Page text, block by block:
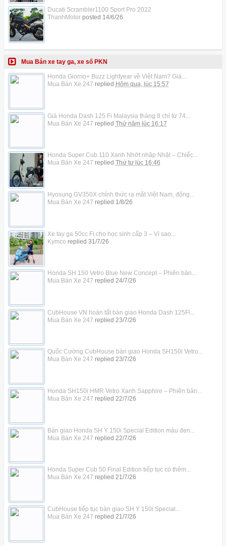
Ducati Scrambler1100 Sport Pro 2022
ThanhMotorposted 14/6/26
Mua Bán xe tay ga, xe số PKN
Honda Giorno+ Buzz Lightyear về Việt Nam? Giá...
Mua Bán Xe 247 replied Hôm qua, lúc 15:57
Giá Honda Dash 125 Fi Malaysia tháng 8 chỉ từ 74...
Mua Bán Xe 247 replied Thứ năm lúc 16:17
Honda Super Cub 110 Xanh Nhớt nhập Nhật – Chiếc...
Mua Bán Xe 247 replied Thứ tư lúc 16:46
Hyosung GV350X chính thức ra mắt Việt Nam, động...
Mua Bán Xe 247 replied 1/8/26
Xe tay ga 50cc Fi cho học sinh cấp 3 – Vì sao...
Kymco replied 31/7/26
Honda SH 150 Vetro Blue New Concept – Phiên bản...
Mua Bán Xe 247 replied 24/7/26
CubHouse VN hoàn tất bàn giao Honda Dash 125Fi...
Mua Bán Xe 247 replied 23/7/26
Quốc Cường CubHouse bàn giao Honda SH150i Vetro...
Mua Bán Xe 247 replied 23/7/26
Honda SH150i HMR Vetro Xanh Sapphire – Phiên bản...
Mua Bán Xe 247 replied 22/7/26
Bàn giao Honda SH Ý 150i Special Edition màu đen...
Mua Bán Xe 247 replied 22/7/26
Honda Super Cub 50 Final Edition tiếp tục có thêm...
Mua Bán Xe 247 replied 21/7/26
CubHouse tiếp tục bàn giao SH Ý 150i Special...
Mua Bán Xe 247 replied 21/7/26